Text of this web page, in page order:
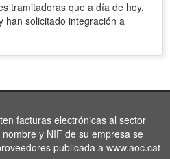
tramitadoras que a día de hoy,
han solicitado integración a
facturas electrónicas al sector
y NIF de su empresa se
publicada a www.aoc.cat